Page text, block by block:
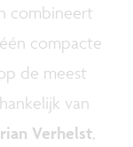
combineert
compacte
de meest
van
Verhelst,